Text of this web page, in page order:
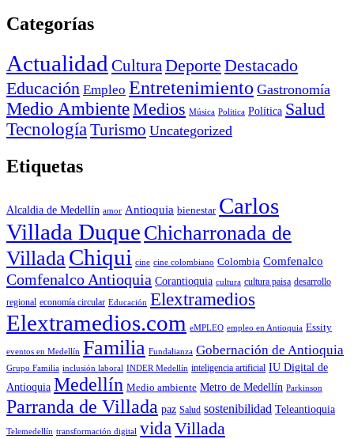
Categorías
Actualidad CulturaDeporte Destacado
Educación Empleo Entretenimiento Gastronomía
Medio AmbienteMedios Música Politica Política Salud
Tecnología Turismo Uncategorized
Etiquetas
Alcaldia de Medellín amor Antioquia bienestar Carlos
Villada Duque Chicharronada de
Villada Chiqui cine cine colombiano Colombia Comfenalco
Comfenalco Antioquia Corantioquia cultura cultura paisa desarrollo
regional economía circular Educación Elextramedios
Elextramedios.com eMPLEO empleo en Antioquia Essity
eventos en Medellín Familia Fundalianza Gobernación de Antioquia
Grupo Familia inclusión laboral INDER Medellín inteligencia artificial IU Digital de
Antioquia Medellín Medio ambiente Metro de Medellín Parkinson
Parranda de Villada paz Salud sostenibilidad Teleantioquia
Telemedellín transformación digital vida Villada